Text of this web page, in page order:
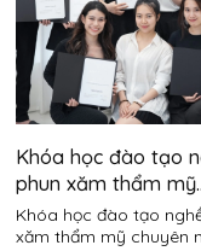
Khóa học đào tạo
phun xăm thẩm mỹ
chuyên nghiệp
Khóa học đào tạo
xăm thẩm mỹ chuyên